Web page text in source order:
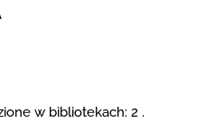
w bibliotekach: 2 .